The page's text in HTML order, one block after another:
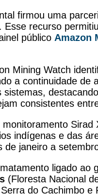
firmou uma
Esse recurso
público Amazon
Mining Watch
a continuidade
consistentes
indígenas e das
janeiro a
ligado ao
(Floresta Nacional
do Cachimbo